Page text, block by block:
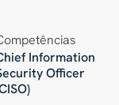
Information
Officer